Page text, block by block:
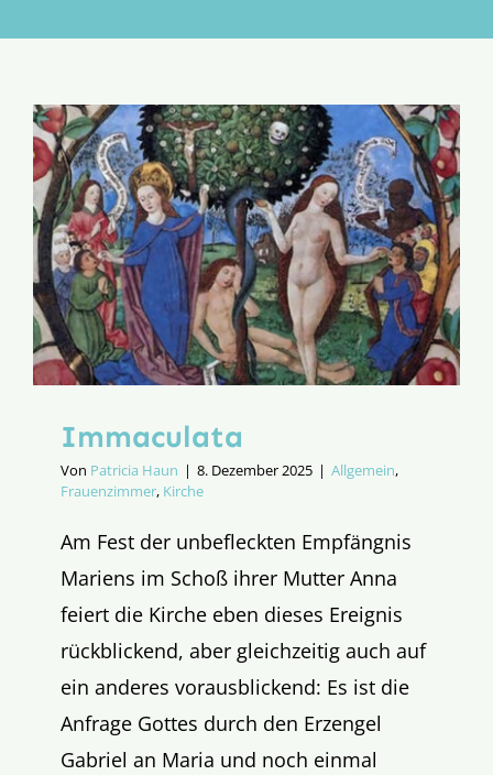
Aktion
Immaculata
Von Patricia Haun | 8. Dezember 2025 | Allgemein,
Frauenzimmer, Kirche
Am Fest der unbefleckten Empfängnis
Mariens im Schoß ihrer Mutter Anna
feiert die Kirche eben dieses Ereignis
rückblickend, aber gleichzeitig auch auf
ein anderes vorausblickend: Es ist die
Anfrage Gottes durch den Erzengel
Gabriel an Maria und noch einmal